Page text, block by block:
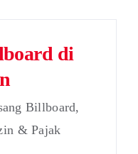
di
Billboard,
& Pajak